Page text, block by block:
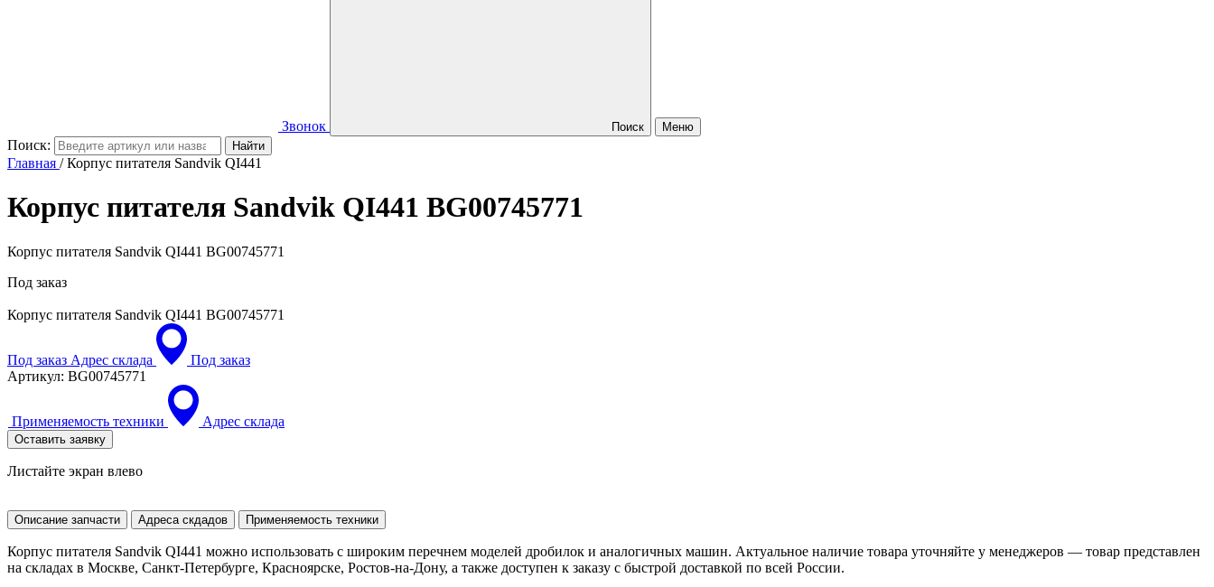
Звонок Поиск Меню
Поиск:
Главная /Корпус питателя Sandvik QI441
Корпус питателя Sandvik QI441 BG00745771
Корпус питателя Sandvik QI441 BG00745771
Под заказ
Корпус питателя Sandvik QI441 BG00745771
Под заказ Адрес склада
Под заказ
Артикул: BG00745771
Применяемость техники Адрес склада
Оставить заявку
Листайте экран влево
Описание запчасти Адреса скдадов Применяемость техники
Корпус питателя Sandvik QI441 можно использовать с широким перечнем моделей дробилок и аналогичных машин. Актуальное наличие товара уточняйте у менеджеров — товар представлен
на складах в Москве, Санкт-Петербурге, Красноярске, Ростов-на-Дону, а также доступен к заказу с быстрой доставкой по всей России.